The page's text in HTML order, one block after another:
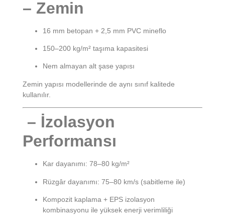
– Zemin
16 mm betopan + 2,5 mm PVC mineflo
150–200 kg/m² taşıma kapasitesi
Nem almayan alt şase yapısı
Zemin yapısı modellerinde de aynı sınıf kalitede
kullanılır.
– İzolasyon
Performansı
Kar dayanımı: 78–80 kg/m²
Rüzgâr dayanımı: 75–80 km/s (sabitleme ile)
Kompozit kaplama + EPS izolasyon
kombinasyonu ile yüksek enerji verimliliği